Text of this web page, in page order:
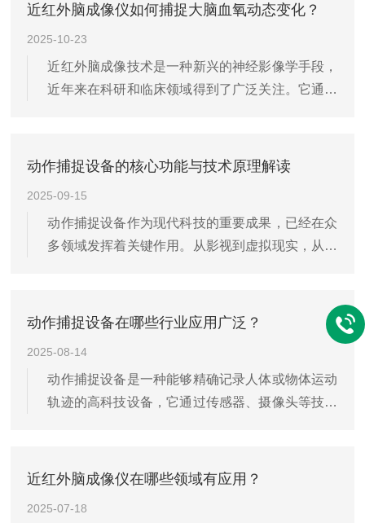
近红外脑成像仪如何捕捉大脑血氧动态变化？
2025-10-23
近红外脑成像技术是一种新兴的神经影像学手段，
近年来在科研和临床领域得到了广泛关注。它通过
成像仪的工作原理基于近红外光的光学特性。近红
动作捕捉设备的核心功能与技术原理解读
2025-09-15
动作捕捉设备作为现代科技的重要成果，已经在众
多领域发挥着关键作用。从影视到虚拟现实，从体
原理，帮助读者更好地理解这一前沿技术。一、核
动作捕捉设备在哪些行业应用广泛？
2025-08-14
动作捕捉设备是一种能够精确记录人体或物体运动
轨迹的高科技设备，它通过传感器、摄像头等技术
捕捉设备的应用范围越来越广泛，尤其在一些对动
近红外脑成像仪在哪些领域有应用？
2025-07-18